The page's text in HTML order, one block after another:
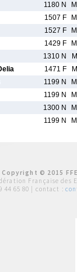
1180 N
1507 F
1527 F
1429 F
1310 N
1471 F
1199 N
1199 N
1300 N
1199 N
Copyright © 2015
Française des
44 65 80 | contact :